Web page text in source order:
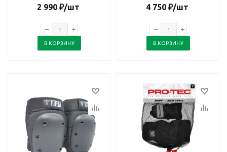
2 990 ₽/шт
В КОРЗИНУ
4 750 ₽/шт
В КОРЗИНУ